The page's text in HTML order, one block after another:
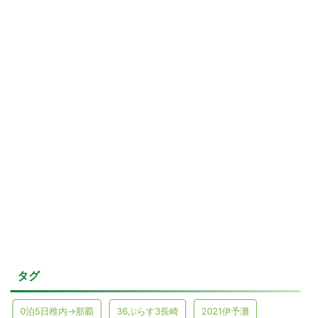
タグ
0泊5日稚内→那覇 36ぷらす3長崎 2021伊予灘